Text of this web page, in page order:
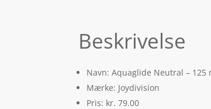
Beskrivelse
Navn: Aquaglide Neutral – 125
Mærke: Joydivision
Pris: kr. 79.00